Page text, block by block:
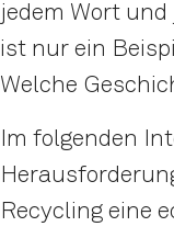
jedem Wort
ist nur ein
Welche
Im folgenden
Recycling eine